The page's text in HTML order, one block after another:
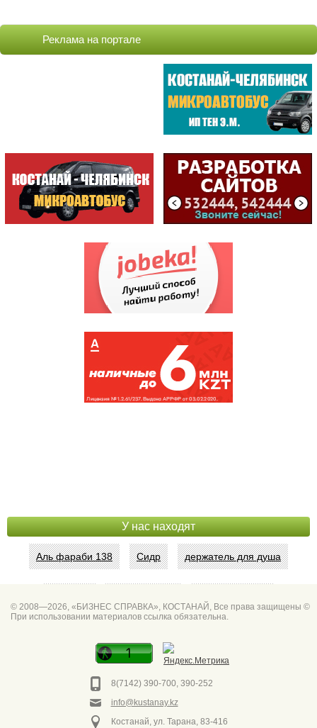
ВИТА ЦЕНТР / VITA ЦЕНТР/...
VELOSTYLE / МАГАЗИН
METKO.kz /АГЕНТСТВО ВИЗУ...
СТРОИТЕЛЬ /МАГАЗИН /ИП К...
ЦЕНТРАЛ /БИЛЬЯРДНЫЙ КЛУБ
САМЫЕ ПОСЕЩАЕМЫЕ
ЦЕНТР
(198813)
АСТЫКЖАН /СУПЕРМАР...
(171393)
СПЕЦИАЛИЗИРОВАННЫЙ...
(144053)
НАЛОГОВОЕ УПРАВЛЕН...
(135805)
КИНОТЕАТР КАЗАХСТАН
(121353)
Реклама на портале
У нас находят
Аль фараби 138 Сидр держатель для душа
© 2008—2026, «БИЗНЕС СПРАВКА», КОСТАНАЙ, Все права защищены ©
При использовании материалов ссылка обязательна.
8(7142) 390-700, 390-252
info@kustanay.kz
Костанай, ул. Тарана, 83-416